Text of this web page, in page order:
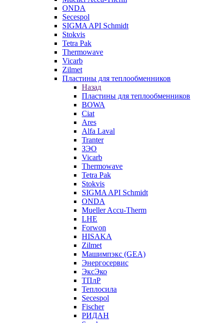
ONDA
Secespol
SIGMA API Schmidt
Stokvis
Tetra Pak
Thermowave
Vicarb
Zilmet
Пластины для теплообменников
Назад
Пластины для теплообменников
BOWA
Ciat
Ares
Alfa Laval
Tranter
ЗЭО
Vicarb
Thermowave
Tetra Pak
Stokvis
SIGMA API Schmidt
ONDA
Mueller Accu-Therm
LHE
Forwon
HISAKA
Zilmet
Машимпэкс (GEA)
Энергосервис
ЭксЭко
ТПлР
Теплосила
Secespol
Fischer
РИДАН